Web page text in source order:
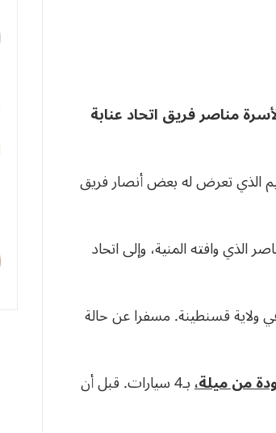
مناصر فريق اتحاد عنابة
الذي تعرض له بعض أنصار فريق
الذي وافته المنية، وإلى اتحاد
ولاية قسنطينة. مسفرا عن حالة
من ميلة،
بـ4 سيارات. قبل أن